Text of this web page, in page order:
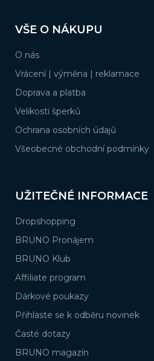
pVŠE O NÁKUPU
O nás
Vrácení | výměna | reklamace
Doprava a platba
Velikosti šperků
Ochrana osobních údajů
Všeobecné obchodní podmínky
UŽITEČNÉ INFORMACE
Dropshopping
BRUNO Pronájem
BRUNO Klub
Affiliate program
Dárkové poukazy
Přihlaste se k odběru novinek
Časté dotazy
BRUNO magazín